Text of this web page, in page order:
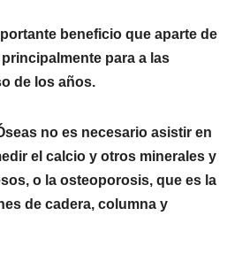
beneficio que aparte de
para a las
de los años.
no es necesario asistir en
el calcio y otros minerales y
o la osteoporosis, que es la
de cadera, columna y